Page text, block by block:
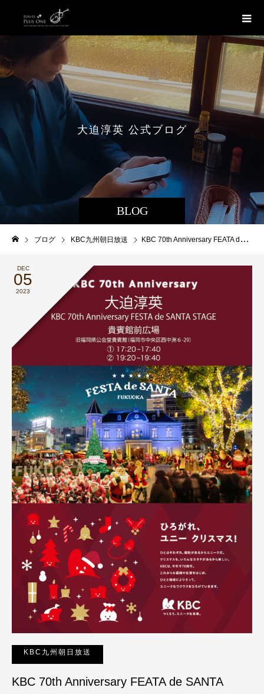
BLOG
大迫淳英 公式ブ ロ グ
ブログ KBC九州朝日放送 KBC 70th Anniversary FEATA de SANTA
DEC
05
2023
KBC九州朝日放送
KBC 70th Anniversary FEATA de SANTA